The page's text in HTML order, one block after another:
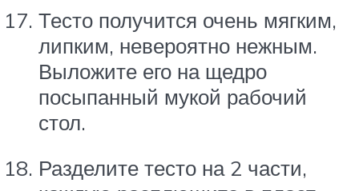
Тесто получится очень мягким,
липким, невероятно нежным.
Выложите его на щедро
посыпанный мукой рабочий
стол.
Разделите тесто на 2 части,